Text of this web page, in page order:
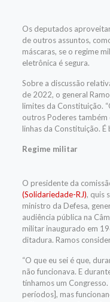
Os deputados
de outros assuntos,
máscaras, se o regime
eletrônica é segura.
Sobre a discussão
de 2022, o general
limites da Constituição.
outros Poderes
linhas da Constituição. É
Regime militar
O presidente da
(Solidariedade-RJ), quis
ministro da Defesa,
audiência pública na
militar inaugurado em
ditadura. Ramos
“O que eu sei é que,
não funcionava. E
tínhamos um
períodos], mas